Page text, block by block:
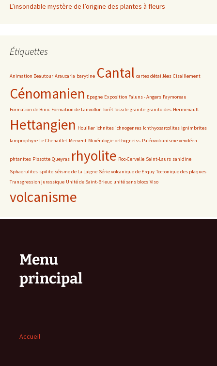
L’insondable mystère de l’origine des plantes à fleurs
Étiquettes
Animation Beautour Araucaria barytine Cantal cartes détaillées Cisaillement
Cénomanien Epagne Exposition Faluns - Angers Faymoreau
Formation de Binic Formation de Lanvollon forêt fossile granite granitoïdes Hermenault
Hettangien Houiller ichnites ichnogenres Ichthyosarcolites ignimbrites
lamprophyre Le Chenaillet Mervent Minéralogie orthogneiss Paléovolcanisme vendéen
phtanites Pissotte Queyras rhyolite Roc-Cervelle Saint-Laurs sanidine
Sphaerulites spilite séisme de La Laigne Série volcanique de Erquy Tectonique des plaques
Transgression jurassique Unité de Saint-Brieuc unité sans blocs Viso
volcanisme
Menu
principal
Accueil